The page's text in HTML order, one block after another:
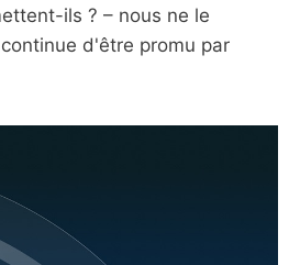
ils ? – nous ne le
d'être promu par